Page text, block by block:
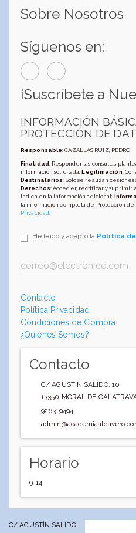
Sobre Nosotros
Síguenos en:
¡Suscríbete a
INFORMACIÓN
PROTECCIÓN DE
Responsable: CAZALLAS RUIZ, PEDRO
Finalidad: Responder las consultas
información solicitada;Legitimación:
Destinatarios: Solo se realizan
Derechos: Acceder, rectificar y suprimir,
indica en la información adicional;
la información completa de Protección de
Privacidad
He leído y acepto la Política
Contacto
Política Privacidad
Condiciones de Compra
¿Quienes Somos?
Contacto
C/ AGUSTIN SALIDO, 10
13350 MORAL DE
926319494
Horario
9-14
C/ AGUSTÍN SALIDO,